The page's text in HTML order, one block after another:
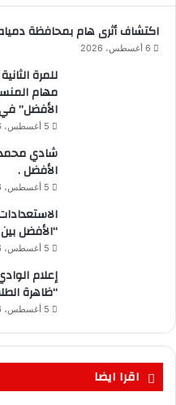
اكتشاف أثرى هام بمحافظة
6 أغسطس، 2026
للمرة
مهام
الأفضل”
5 أغسطس، 2026
شادي محمد
الأفضل .
5 أغسطس، 2026
“الأفضل
5 أغسطس، 2026
إعلام
“ظاهرة
5 أغسطس، 2026
اقرا ايضا